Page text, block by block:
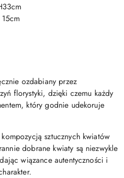
15cm
ozdabiany przez
florystyki, dzięki czemu każdy
który godnie udekoruje
sztucznych kwiatów
dobrane kwiaty są niezwykle
wiązance autentyczności i